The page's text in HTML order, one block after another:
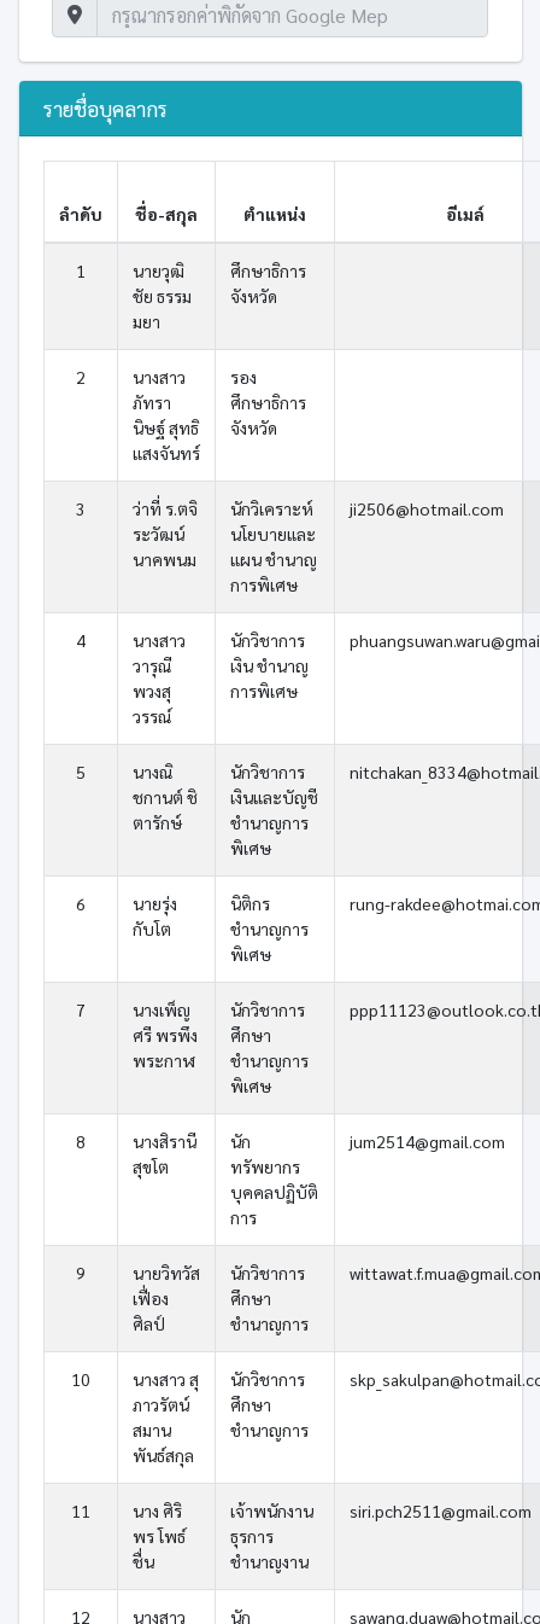
รายชื่อบุคลากร
ลำดับ ชื่อ-สกุล ตำแหน่ง อีเมล์
1
นายวุฒิ
ชัย ธรรม
มยา
ศึกษาธิการ
จังหวัด
2
นางสาว
ภัทรา
นิษฐ์ สุทธิ
แสงจันทร์
รอง
ศึกษาธิการ
จังหวัด
3
ว่าที่ ร.ตจิ
ระวัฒน์
นาคพนม
นักวิเคราะห์
นโยบายและ
แผน ชำนาญ
การพิเศษ
ji2506@hotmail.com
4
นางสาว
วารุณี
พวงสุ
วรรณ์
นักวิชาการ
เงิน ชำนาญ
การพิเศษ
5
นางณิ
ชกานต์ ชิ
ตารักษ์
นักวิชาการ
เงินและบัญชี
ชำนาญการ
พิเศษ
6
นายรุ่ง
กับโต
นิติกร
ชำนาญการ
พิเศษ
rung-
7
นางเพ็ญ
ศรี พรพึง
พระกาฬ
นักวิชาการ
ศึกษา
ชำนาญการ
พิเศษ
8
นางสิรานี
สุขโต
นัก
ทรัพยากร
บุคคลปฏิบัติ
การ
jum2514@gmail.com
9
นายวิทวัส
เฟื่อง
ศิลป์
นักวิชาการ
ศึกษา
ชำนาญการ
10
นางสาว สุ
ภาวรัตน์
สมาน
พันธ์สกุล
นักวิชาการ
ศึกษา
ชำนาญการ
11
นาง ศิริ
พร โพธ์
ชื่น
เจ้าพนักงาน
ธุรการ
ชำนาญงาน
siri.pch2511@gmail.com
12 นางสาว นัก